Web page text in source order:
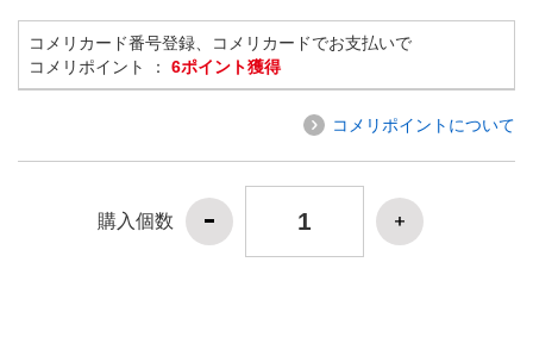
コメリカード番号登録、コメリカードでお支払いで
コメリポイント ： 6ポイント獲得
コメリポイントについて
購入個数